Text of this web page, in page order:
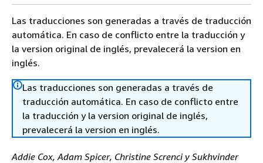
Las traducciones son generadas a través de traducción
automática. En caso de conflicto entre la traducción y
la version original de inglés, prevalecerá la version en
inglés.
Las traducciones son generadas a través de
traducción automática. En caso de conflicto entre
la traducción y la version original de inglés,
prevalecerá la version en inglés.
Addie Cox, Adam Spicer, Christine Screnci y Sukhvinder